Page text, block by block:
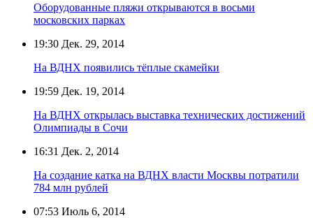
Оборудованные пляжи открываются в восьми
московских парках
19:30 Дек. 29, 2014
На ВДНХ появились тёплые скамейки
19:59 Дек. 19, 2014
На ВДНХ открылась выставка технических достижений
Олимпиады в Сочи
16:31 Дек. 2, 2014
На создание катка на ВДНХ власти Москвы потратили
784 млн рублей
07:53 Июль 6, 2014